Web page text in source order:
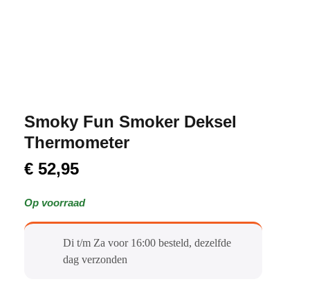
Smoky Fun Smoker Deksel
Thermometer
€ 52,95
Op voorraad
Di t/m Za voor 16:00 besteld, dezelfde
dag verzonden​